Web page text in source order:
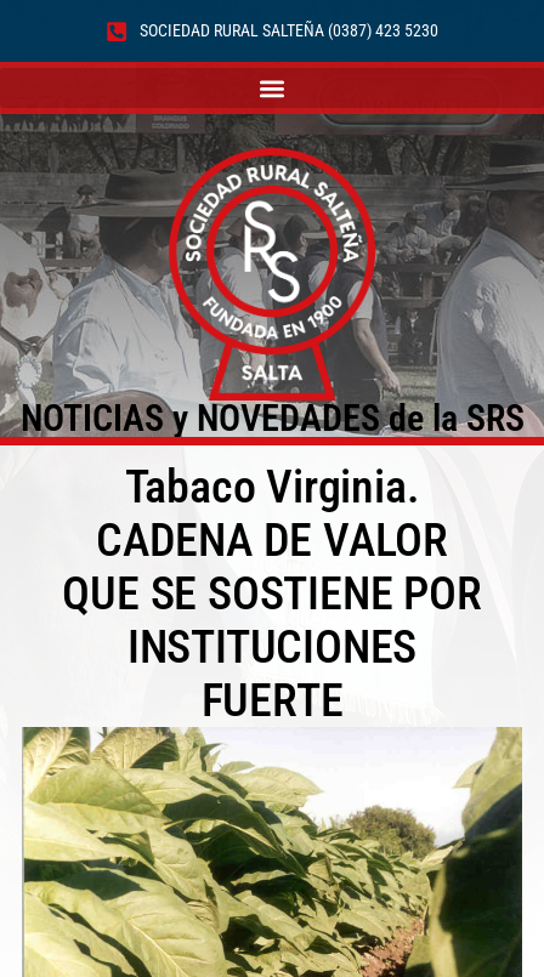
SOCIEDAD RURAL SALTEÑA (0387) 423 5230
NOTICIAS y NOVEDADES de la SRS
Tabaco Virginia.
CADENA DE VALOR
QUE SE SOSTIENE POR
INSTITUCIONES
FUERTE